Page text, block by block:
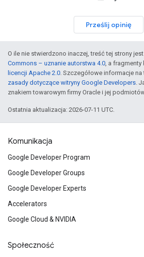
Prześlij opinię
O ile nie stwierdzono inaczej, treść tej strony
Commons – uznanie autorstwa 4.0, a fragmenty
licencji Apache 2.0. Szczegółowe informacje
zasady dotyczące witryny Google Developers.
znakiem towarowym firmy Oracle i jej
Ostatnia aktualizacja: 2026-07-11 UTC.
Komunikacja
Google Developer Program
Google Developer Groups
Google Developer Experts
Accelerators
Google Cloud & NVIDIA
Społeczność